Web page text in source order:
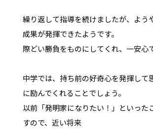
繰り返して指導を続けましたが、よう
成果が発揮できたようです。
際どい勝負をものにしてくれ、一安心
中学では、持ち前の好奇心を発揮して
に励んでくれることでしょう。
以前「発明家になりたい！」といった
すので、近い将来